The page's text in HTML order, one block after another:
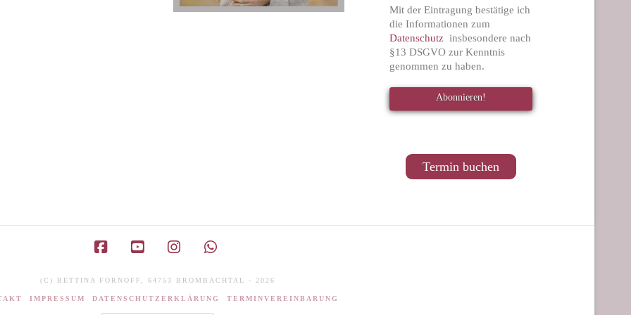
Mit der Eintragung bestätige ich
die Informationen zum
Datenschutz insbesondere nach
§13 DSGVO zur Kenntnis
genommen zu haben.
Termin buchen
(C) BETTINA FORNOFF, 64753 BROMBACHTAL - 2026
IMPRESSUM DATENSCHUTZERKLÄRUNG TERMINVEREINBARUNG